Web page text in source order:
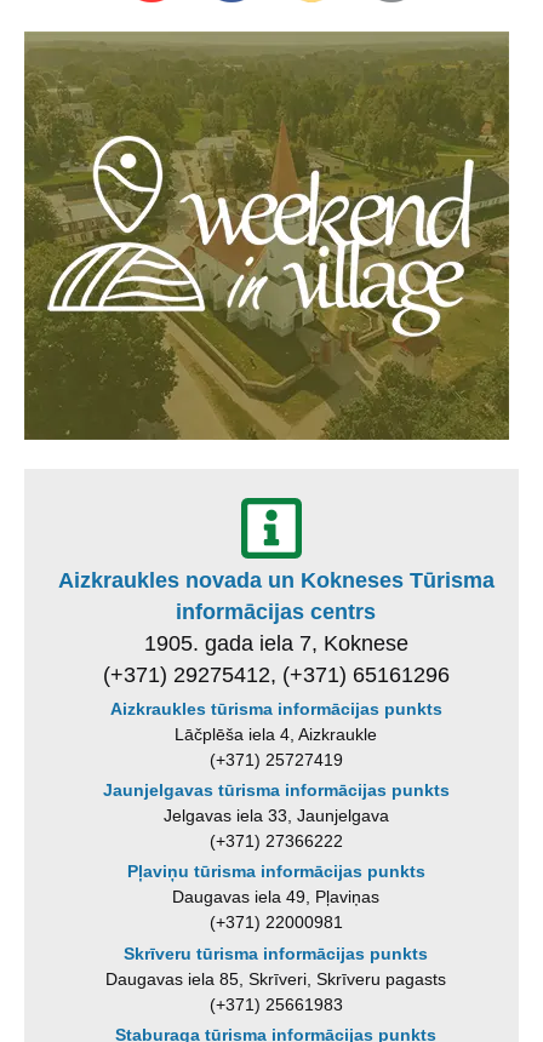
Aizkraukles novada un Kokneses Tūrisma
informācijas centrs
1905. gada iela 7, Koknese
(+371) 29275412, (+371) 65161296
Aizkraukles tūrisma informācijas punkts
Lāčplēša iela 4, Aizkraukle
(+371) 25727419
Jaunjelgavas tūrisma informācijas punkts
Jelgavas iela 33, Jaunjelgava
(+371) 27366222
Pļaviņu tūrisma informācijas punkts
Daugavas iela 49, Pļaviņas
(+371) 22000981
Skrīveru tūrisma informācijas punkts
Daugavas iela 85, Skrīveri, Skrīveru pagasts
(+371) 25661983
Staburaga tūrisma informācijas punkts